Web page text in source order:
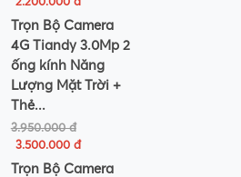
Trọn Bộ Camera
4G Tiandy 3.0Mp 2
ống kính Năng
Lượng Mặt Trời +
Thẻ...
3.950.000 đ
3.500.000 đ
Trọn Bộ Camera